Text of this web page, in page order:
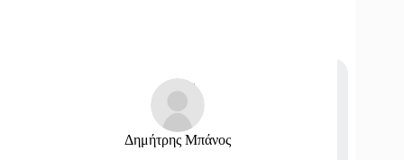
Δημήτρης Μπάνος